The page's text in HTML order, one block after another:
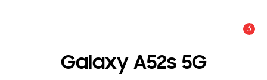
3
Galaxy A52s 5G